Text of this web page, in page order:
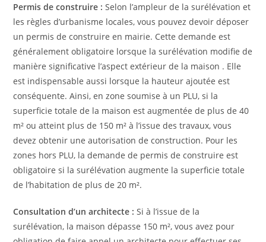
Permis de construire : Selon l’ampleur de la surélévation et
les règles d’urbanisme locales, vous pouvez devoir déposer
un permis de construire en mairie. Cette demande est
généralement obligatoire lorsque la surélévation modifie de
manière significative l’aspect extérieur de la maison . Elle
est indispensable aussi lorsque la hauteur ajoutée est
conséquente. Ainsi, en zone soumise à un PLU, si la
superficie totale de la maison est augmentée de plus de 40
m² ou atteint plus de 150 m² à l’issue des travaux, vous
devez obtenir une autorisation de construction. Pour les
zones hors PLU, la demande de permis de construire est
obligatoire si la surélévation augmente la superficie totale
de l’habitation de plus de 20 m².
Consultation d’un architecte : Si à l’issue de la
surélévation, la maison dépasse 150 m², vous avez pour